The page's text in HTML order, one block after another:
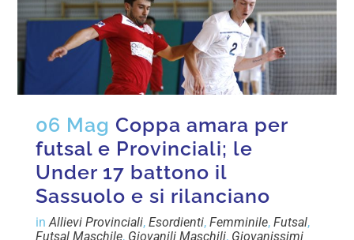
06 Mag Coppa amara per
futsal e Provinciali; le
Under 17 battono il
Sassuolo e si rilanciano
inAllievi Provinciali,Esordienti,Femminile,Futsal,
Futsal Maschile, Giovanili Maschili, Giovanissimi